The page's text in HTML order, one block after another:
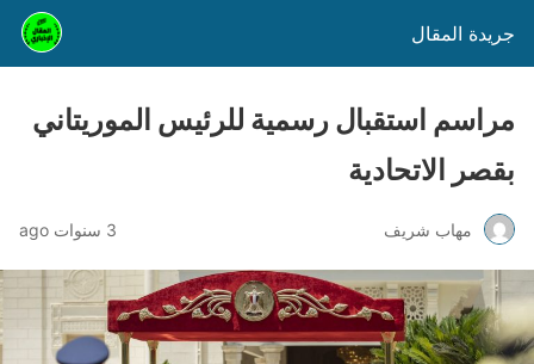
جريدة المقال
مراسم استقبال رسمية للرئيس الموريتاني
بقصر الاتحادية
مهاب شريف 3 سنوات ago